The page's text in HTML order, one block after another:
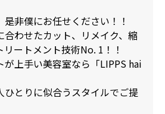
非僕にお任せください！！
合わせたカット、リメイク、縮
ートメント技術No. 1！！
が上手い美容室なら「LIPPS hai
ひとりに似合うスタイルでご提